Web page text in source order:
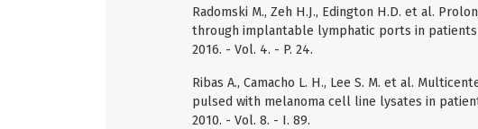
Radomski M., Zeh H.J., Edington H.D. et al.
through implantable lymphatic ports in patients
2016. - Vol. 4. - P. 24.
Ribas A., Camacho L. H., Lee S. M. et al.
pulsed with melanoma cell line lysates in
2010. - Vol. 8. - I. 89.